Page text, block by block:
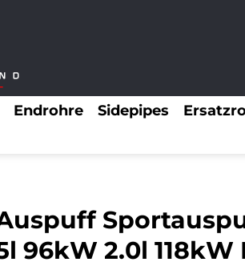
Endrohre Sidepipes
96kW 2.0l 118kW